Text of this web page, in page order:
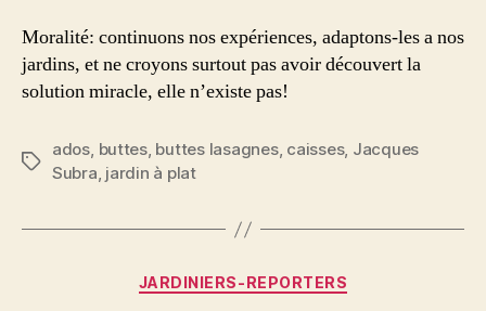
Moralité: continuons nos expériences, adaptons-les a nos
jardins, et ne croyons surtout pas avoir découvert la
solution miracle, elle n’existe pas!
Étiquettes
ados, buttes, buttes lasagnes, caisses, Jacques
Subra, jardin à plat
Catégories
JARDINIERS-REPORTERS